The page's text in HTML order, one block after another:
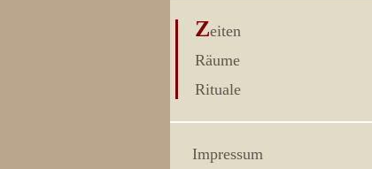
Zeiten
Räume
Rituale
Impressum